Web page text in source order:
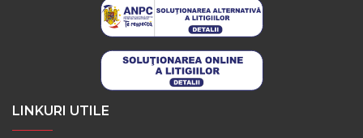
LINKURI UTILE